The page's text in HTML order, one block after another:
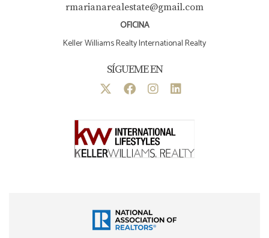
rmarianarealestate@gmail.com
OFICINA
Keller Williams Realty International Realty
SÍGUEME EN